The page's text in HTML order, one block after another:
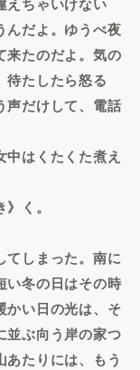
んだよ。ゆうべ夜
来たのだよ。気の
待たしたら怒る
声だけして、電話
はくたくた煮え
く。
しまった。南に
い冬の日はその時
かい日の光は、そ
並ぶ向う岸の家つ
たりには、もう